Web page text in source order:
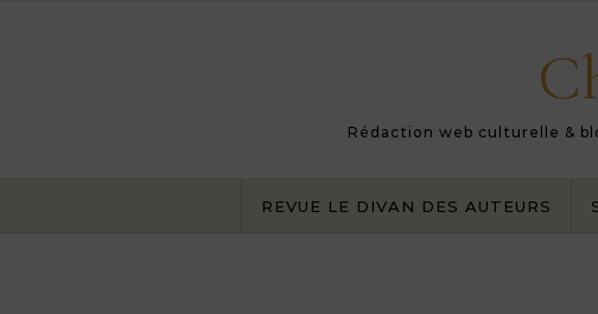
Rédaction web culturelle &
REVUE LE DIVAN DES AUTEURS